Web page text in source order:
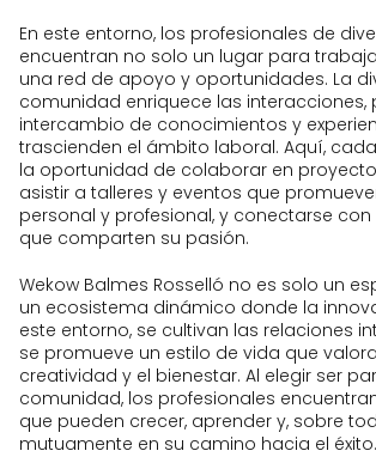
En este entorno, los profesionales de
encuentran no solo un lugar para
una red de apoyo y oportunidades. La
comunidad enriquece las interacciones,
intercambio de conocimientos y
trascienden el ámbito laboral. Aquí,
la oportunidad de colaborar en
asistir a talleres y eventos que
personal y profesional, y conectarse
que comparten su pasión.
Wekow Balmes Rosselló no es solo un
un ecosistema dinámico donde la
este entorno, se cultivan las relaciones
se promueve un estilo de vida que
creatividad y el bienestar. Al elegir ser
comunidad, los profesionales
que pueden crecer, aprender y, sobre
mutuamente en su camino hacia el éxito.